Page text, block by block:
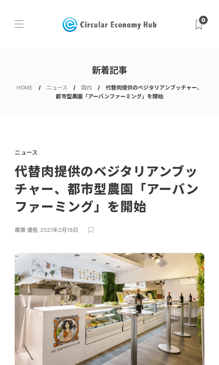
0
新着記事
HOME ニュース 国内
代替肉提供のベジタリアンブッチャー、
都市型農園「アーバンファーミング」を開始
ニュース
代替肉提供のベジタリアンブッ
チャー、都市型農園「アーバン
ファーミング」を開始
廣瀬 優香, 2021年2月18日